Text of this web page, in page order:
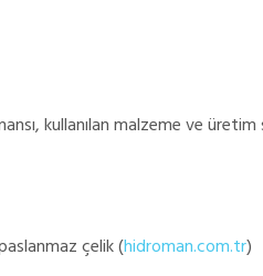
kullanılan malzeme ve
çelik (hidroman.com.tr)